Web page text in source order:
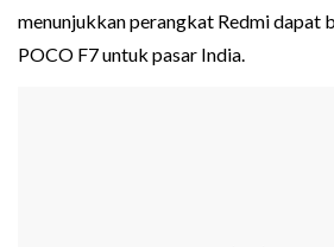
menunjukkan perangkat Redmi dapat
POCO F7 untuk pasar India.